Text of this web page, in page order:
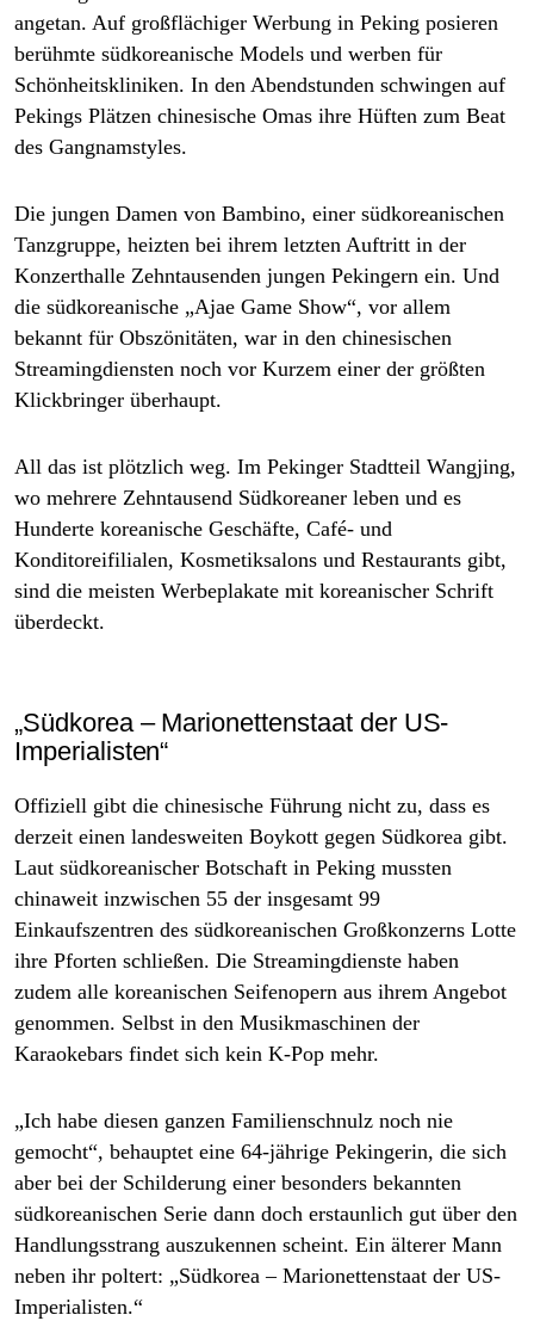
angetan. Auf großflächiger Werbung in Peking posieren
berühmte südkoreanische Models und werben für
Schönheitskliniken. In den Abendstunden schwingen auf
Pekings Plätzen chinesische Omas ihre Hüften zum Beat
des Gangnamstyles.
Die jungen Damen von Bambino, einer südko­rea­nischen
Tanzgruppe, heizten bei ihrem letzten Auftritt in der
Konzerthalle Zehntausenden jungen Pekingern ein. Und
die südkoreanische „Ajae Game Show“, vor allem
bekannt für Obszönitäten, war in den chinesischen
Streamingdiensten noch vor Kurzem einer der größten
Klickbringer überhaupt.
All das ist plötzlich weg. Im Pekinger Stadtteil Wangjing,
wo mehrere Zehntausend Südkoreaner leben und es
Hunderte koreanische Geschäfte, Café- und
Konditoreifilialen, Kosmetiksalons und Restaurants gibt,
sind die meisten Werbeplakate mit koreanischer Schrift
überdeckt.
„Südkorea – Marionettenstaat der US-
Imperialisten“
Offiziell gibt die chinesische Führung nicht zu, dass es
derzeit einen landesweiten Boykott gegen Südkorea gibt.
Laut südkoreanischer Botschaft in Peking mussten
chinaweit inzwischen 55 der insgesamt 99
Einkaufszentren des südkoreanischen Großkonzerns Lotte
ihre Pforten schließen. Die Streamingdienste haben
zudem alle koreanischen Seifenopern aus ihrem Angebot
genommen. Selbst in den Musikmaschinen der
Karaokebars findet sich kein K-Pop mehr.
„Ich habe diesen ganzen Familienschnulz noch nie
gemocht“, behauptet eine 64-jährige Pekingerin, die sich
aber bei der Schilderung einer besonders bekannten
südkoreanischen Serie dann doch erstaunlich gut über den
Handlungsstrang auszukennen scheint. Ein älterer Mann
neben ihr poltert: „Südkorea – Marionettenstaat der US-
Imperialisten.“